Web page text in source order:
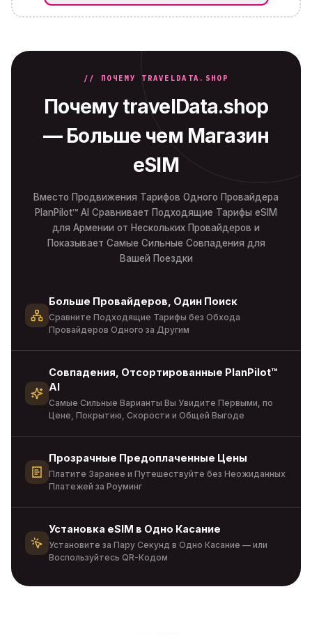
// ПОЧЕМУ TRAVELDATA.SHOP
Почему travelData.shop
— Больше чем Магазин
eSIM
Вместо Продвижения Тарифов Одного Провайдера
PlanPilot™ AI Сравнивает Подходящие Тарифы eSIM
для Армении от Нескольких Провайдеров и
Показывает Самые Сильные Совпадения для
Вашей Поездки
Больше Провайдеров, Один Поиск
Сравните Подходящие Тарифы без Обхода
Провайдеров Одного за Другим
Совпадения, Отсортированные PlanPilot™
AI
Самые Сильные Варианты Вы Увидите Первыми, по
Цене, Покрытию, Скорости и Общей Выгоде
Прозрачные Предоплаченные Цены
Платите Заранее и Путешествуйте без Неожиданных
Платежей за Роуминг
Установка eSIM в Одно Касание
Установите за Пару Секунд в Одно Касание — или
Воспользуйтесь QR-Кодом